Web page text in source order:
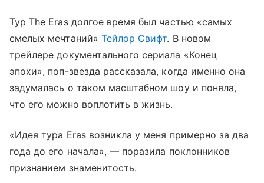
Тур The Eras долгое время был частью «самых
смелых мечтаний» Тейлор Свифт. В новом
трейлере документального сериала «Конец
эпохи», поп-звезда рассказала, когда именно она
задумалась о таком масштабном шоу и поняла,
что его можно воплотить в жизнь.
«Идея тура Eras возникла у меня примерно за два
года до его начала», — поразила поклонников
признанием знаменитость.